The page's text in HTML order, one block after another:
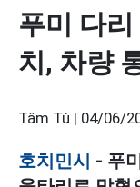
푸미 다
치, 차량
Tâm Tú | 04/06/
호치민시 - 푸